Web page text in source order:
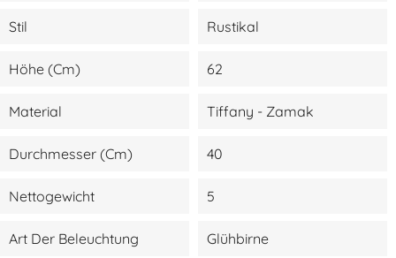
Stil Rustikal
Höhe (cm) 62
Material Tiffany - Zamak
Durchmesser (cm) 40
Nettogewicht 5
Art Der Beleuchtung Glühbirne